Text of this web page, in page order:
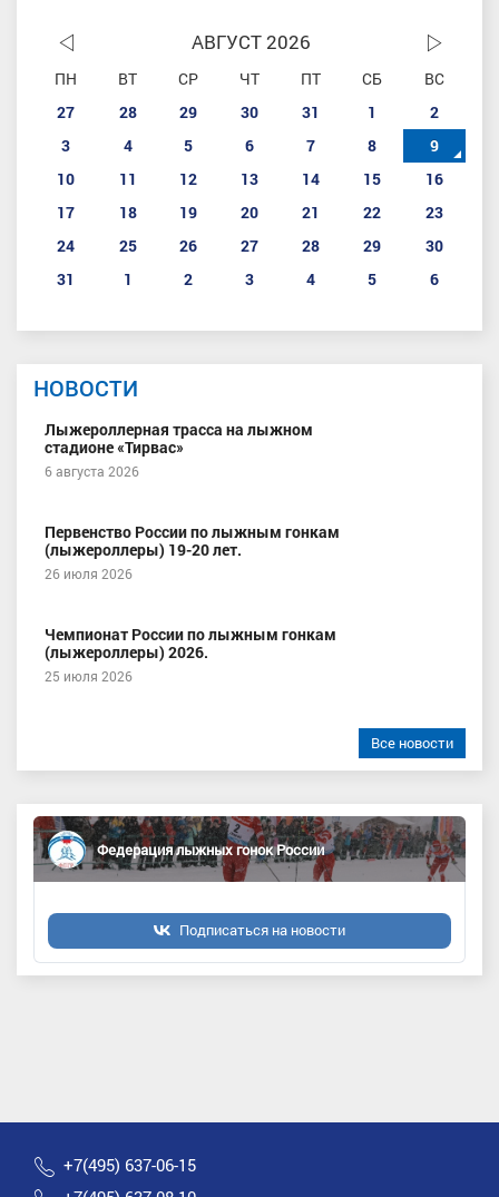
АВГУСТ 2026
ПН ВТ СР ЧТ ПТ СБ
ВС
27
28 29 30 31 1
2
3
4 5 6 7 8
9
10
11 12 13 14 15
16
17
18 19 20 21 22
23
24
25 26 27 28 29
30
31
1 2 3 4 5 6
НОВОСТИ
Лыжероллерная трасса на лыжном
стадионе «Тирвас»
6 августа 2026
Первенство России по лыжным гонкам
(лыжероллеры) 19-20 лет.
26 июля 2026
Чемпионат России по лыжным гонкам
(лыжероллеры) 2026.
25 июля 2026
Все новости
Федерация лыжных гонок России
Подписаться на новости
+7(495) 637-06-15